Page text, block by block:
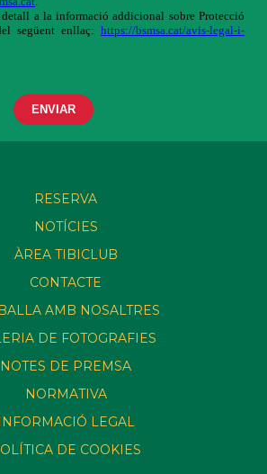
RESERVA
NOTÍCIES
ÀREA TIBICLUB
CONTACTE
AMB NOSALTRES
DE FOTOGRAFIES
NOTES DE PREMSA
NORMATIVA
LEGAL
DE COOKIES